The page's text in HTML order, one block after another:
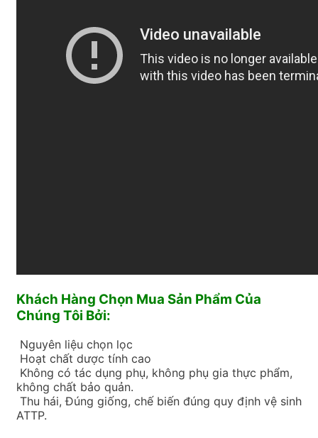
Khách Hàng Chọn Mua Sản Phẩm Của
Chúng Tôi Bởi:
Nguyên liệu chọn lọc
Hoạt chất dược tính cao
Không có tác dụng phụ, không phụ gia thực phẩm,
không chất bảo quản.
Thu hái, Đúng giống, chế biến đúng quy định vệ sinh
ATTP.